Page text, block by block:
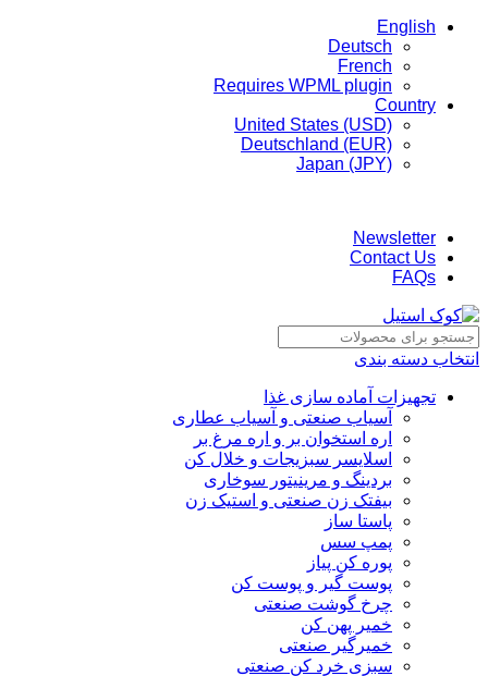
English
Deutsch
French
Requires WPML plugin
Country
United States (USD)
Deutschland (EUR)
Japan (JPY)
Newsletter
Contact Us
FAQs
انتخاب دسته بندی
تجهیزات آماده سازی غذا
آسیاب صنعتی و آسیاب عطاری
اره استخوان بر و اره مرغ بر
اسلایسر سبزیجات و خلال کن
بردینگ و مرینیتور سوخاری
بیفتک زن صنعتی و استیک زن
پاستا ساز
پمپ سس
پوره کن پیاز
پوست گیر و پوست کن
چرخ گوشت صنعتی
خمیر پهن کن
خمیرگیر صنعتی
سبزی خرد کن صنعتی